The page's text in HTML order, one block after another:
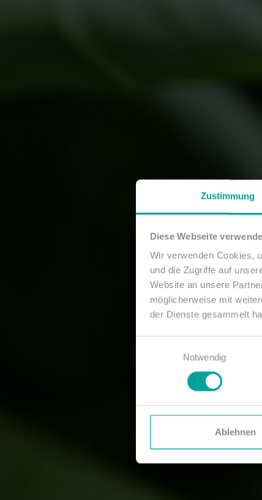
Zustimmung
Diese Webseite
Wir verwenden Cookies,
und die Zugriffe auf
Website an unsere
möglicherweise mit
der Dienste gesammelt
Notwendig
Ablehnen